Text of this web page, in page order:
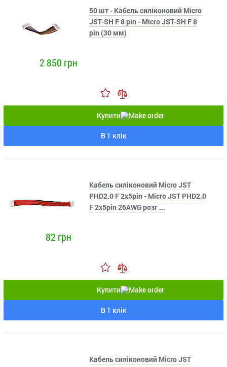
50 шт - Кабель силіконовий Micro
JST-SH F 8 pin - Micro JST-SH F 8
pin (30 мм)
2 850 грн
Купити
В 1 клік
Кабель силіконовий Micro JST
PHD2.0 F 2x5pin - Micro JST PHD2.0
F 2x5pin 26AWG розг ...
82 грн
Купити
В 1 клік
Кабель силіконовий Micro JST